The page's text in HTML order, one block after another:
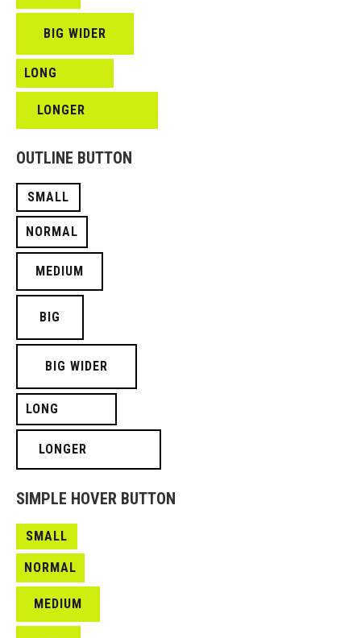
BIG WIDER
LONG
LONGER
OUTLINE BUTTON
SMALL
NORMAL
MEDIUM
BIG
BIG WIDER
LONG
LONGER
SIMPLE HOVER BUTTON
SMALL
NORMAL
MEDIUM